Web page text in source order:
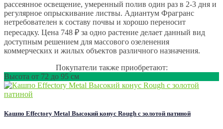
рассеянное освещение, умеренный полив один раз в 2-3 дня и
регулярное опрыскивание листвы. Адиантум Фрагранс
нетребователен к составу почвы и хорошо переносит
пересадку. Цена 748 ₽ за одно растение делает данный вид
доступным решением для массового озеленения
коммерческих и жилых объектов различного назначения.
Покупатели также приобретают:
Высота от 72 до 95 см
Кашпо Effectory Metal Высокий конус Rough с золотой патиной